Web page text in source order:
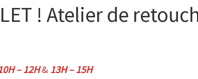
! Atelier de
– 12H&13H – 15H